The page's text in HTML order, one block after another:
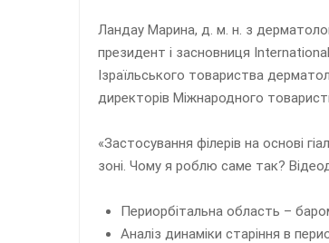
Ландау Марина, д. м. н. з
президент і засновниця
Ізраїльського товариства
директорів Міжнародного
«Застосування філерів на основі
зоні. Чому я роблю саме так?
Периорбітальна область –
Аналіз динаміки старіння в